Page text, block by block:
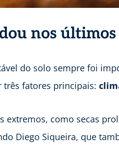
nos
do solo sempre foi
três fatores principais:
extremos, como secas
Diego Siqueira, que